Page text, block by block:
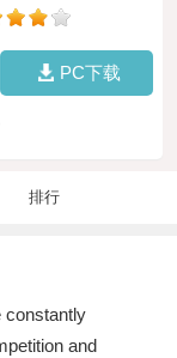
PC下载
排行
constantly
and